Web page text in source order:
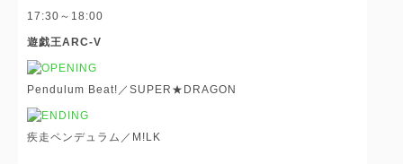
17:30～18:00
遊戯王ARC-V
Pendulum Beat!／SUPER★DRAGON
疾走ペンデュラム／M!LK